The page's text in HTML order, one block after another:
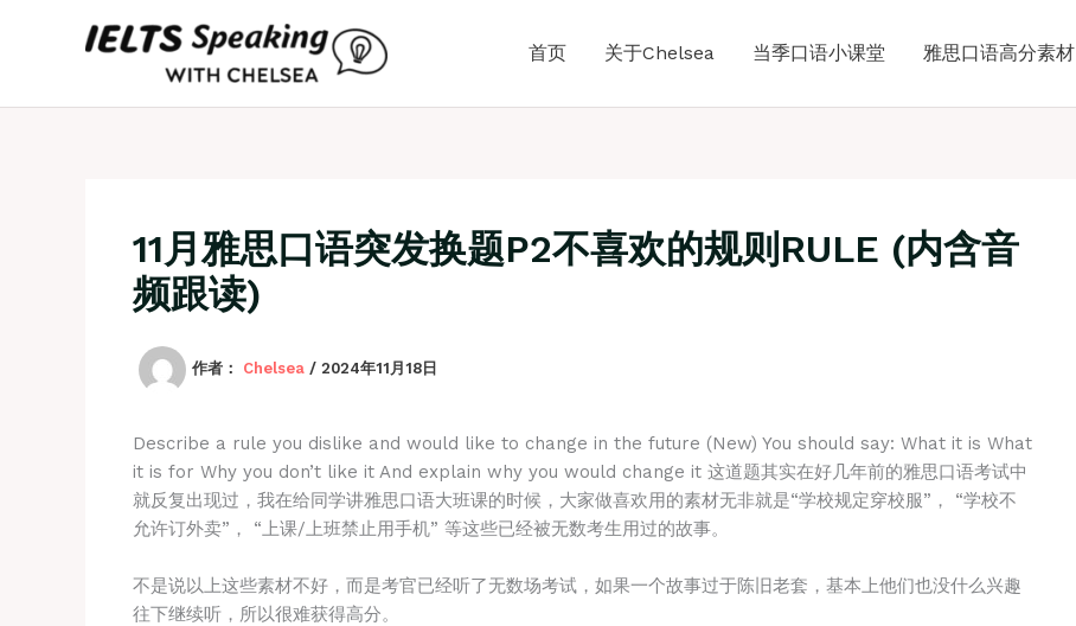
首页 关于Chelsea 当季口语小课堂 雅思口语高分素材
11月雅思口语突发换题P2不喜欢的规则RULE (内含音
频跟读)
作者： Chelsea / 2024年11月18日
Describe a rule you dislike and would like to change in the future (New) You should say: What it is What
it is for Why you don’t like it And explain why you would change it 这道题其实在好几年前的雅思口语考试中
就反复出现过，我在给同学讲雅思口语大班课的时候，大家做喜欢用的素材无非就是“学校规定穿校服”， “学校不
允许订外卖”， “上课/上班禁止用手机” 等这些已经被无数考生用过的故事。
不是说以上这些素材不好，而是考官已经听了无数场考试，如果一个故事过于陈旧老套，基本上他们也没什么兴趣
往下继续听，所以很难获得高分。